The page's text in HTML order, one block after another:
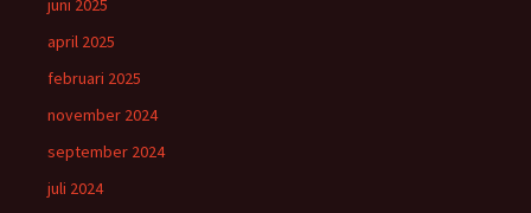
juni 2025
april 2025
februari 2025
november 2024
september 2024
juli 2024